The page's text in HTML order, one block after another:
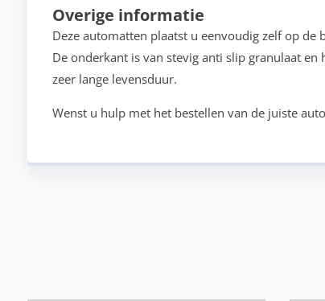
Overige informatie
Deze automatten plaatst u eenvoudig zelf op de
De onderkant is van stevig anti slip granulaat
zeer lange levensduur.
Wenst u hulp met het bestellen van de juiste